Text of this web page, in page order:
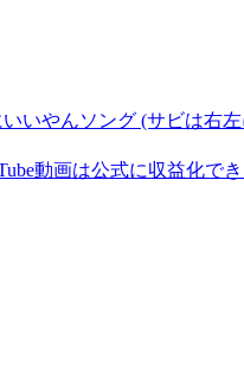
動画は公式に収益化で